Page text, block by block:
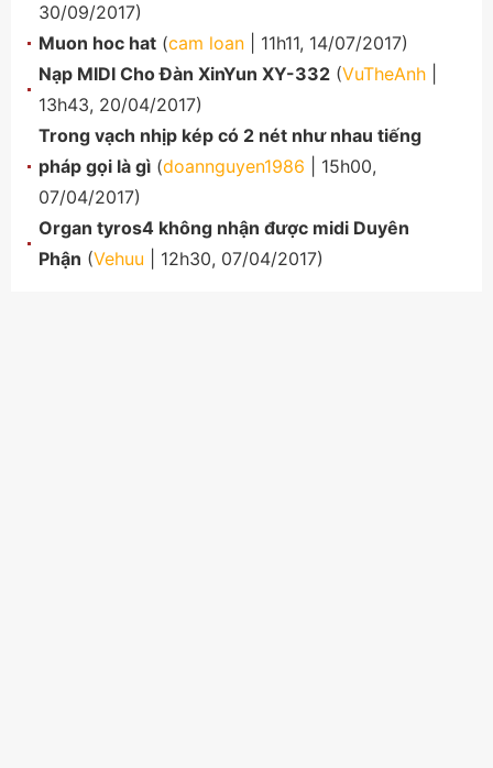
30/09/2017)
Muon hoc hat (cam loan | 11h11, 14/07/2017)
Nạp MIDI Cho Đàn XinYun XY-332 (VuTheAnh
13h43, 20/04/2017)
Trong vạch nhịp kép có 2 nét như nhau tiếng
pháp gọi là gì (doannguyen1986 | 15h00,
07/04/2017)
Organ tyros4 không nhận được midi Duyên
Phận (Vehuu | 12h30, 07/04/2017)